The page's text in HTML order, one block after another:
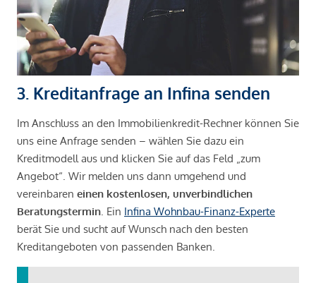
3. Kreditanfrage an Infina senden
Im Anschluss an den Immobilienkredit-Rechner können Sie
uns eine Anfrage senden – wählen Sie dazu ein
Kreditmodell aus und klicken Sie auf das Feld „zum
Angebot“. Wir melden uns dann umgehend und
vereinbaren einen kostenlosen, unverbindlichen
Beratungstermin . Ein Infina Wohnbau-Finanz-Experte
berät Sie und sucht auf Wunsch nach den besten
Kreditangeboten von passenden Banken.